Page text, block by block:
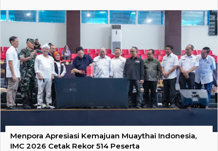
Menpora Apresiasi Kemajuan Muaythai Indonesia,
IMC 2026 Cetak Rekor 514 Peserta